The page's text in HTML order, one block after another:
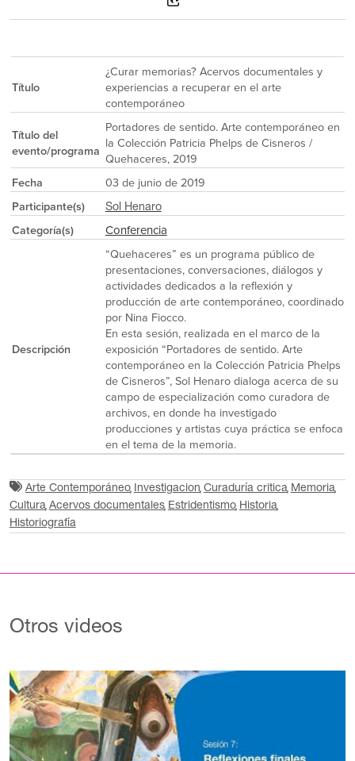
Título
¿Curar memorias? Acervos documentales y
experiencias a recuperar en el arte
contemporáneo
Título del
evento/programa
Portadores de sentido. Arte contemporáneo en
la Colección Patricia Phelps de Cisneros /
Quehaceres, 2019
Fecha
03 de junio de 2019
Participante(s)
Sol Henaro
Categoría(s) Conferencia
Descripción
“Quehaceres” es un programa público de
presentaciones, conversaciones, diálogos y
actividades dedicados a la reflexión y
producción de arte contemporáneo, coordinado
por Nina Fiocco.
En esta sesión, realizada en el marco de la
exposición “Portadores de sentido. Arte
contemporáneo en la Colección Patricia Phelps
de Cisneros”, Sol Henaro dialoga acerca de su
campo de especialización como curadora de
archivos, en donde ha investigado
producciones y artistas cuya práctica se enfoca
en el tema de la memoria.
Arte Contemporáneo Investigacion Curaduría critica Memoria
Cultura Acervos documentales Estridentismo Historia
Historiografía
Otros videos